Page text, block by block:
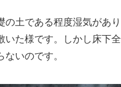
土である程度湿気があり
いた様です。しかし床下全
いのです。